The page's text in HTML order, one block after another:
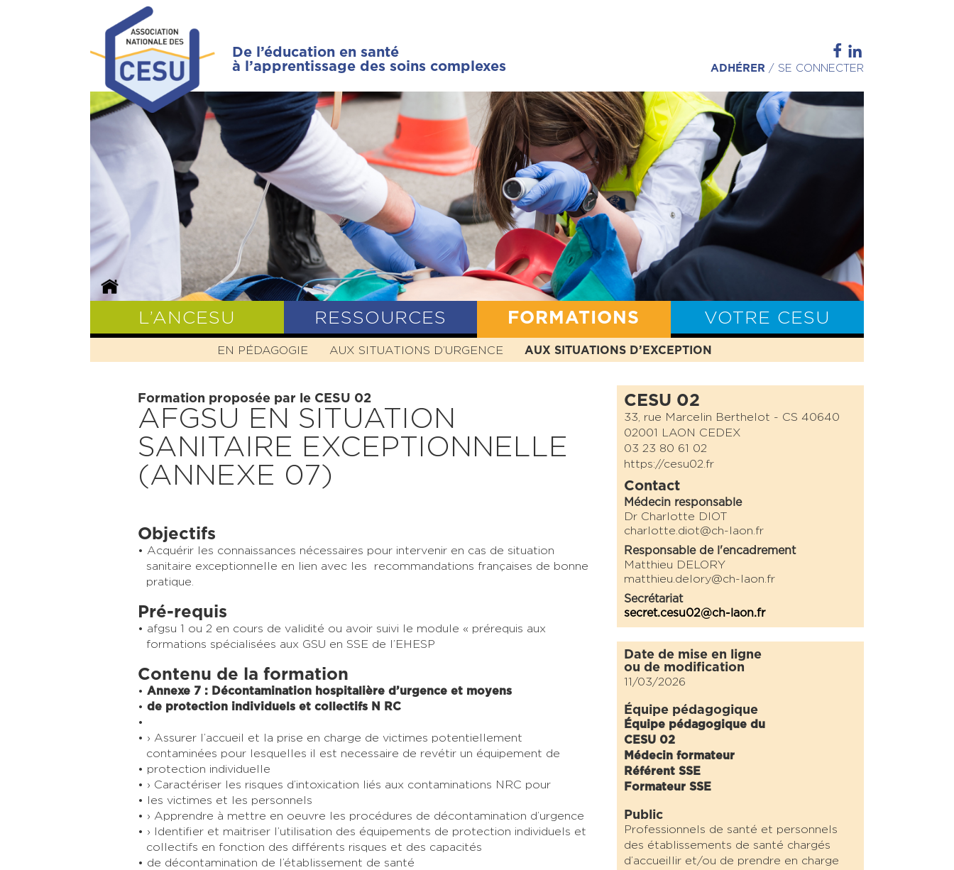
De l’éducation en santé
à l’apprentissage des soins complexes
ADHÉRER / SE CONNECTER
L’ANCESU
PRÉSENTATION HISTOIRE MISSION VALEURS STATUTS BILAN CESU
RESSOURCES FORMATIONS
EN PÉDAGOGIE AUX SITUATIONS D’URGENCE AUX SITUATIONS D’EXCEPTION
VOTRE CESU
Formation proposée par le CESU 02
AFGSU EN SITUATION
SANITAIRE EXCEPTIONNELLE
(ANNEXE 07)
Objectifs
Acquérir les connaissances nécessaires pour intervenir en cas de situation
sanitaire exceptionnelle en lien avec les recommandations françaises de bonne
pratique.
Pré-requis
afgsu 1 ou 2 en cours de validité ou avoir suivi le module « prérequis aux
formations spécialisées aux GSU en SSE de l’EHESP
Contenu de la formation
Annexe 7 : Décontamination hospitalière d’urgence et moyens
de protection individuels et collectifs N RC
› Assurer l’accueil et la prise en charge de victimes potentiellement
contaminées pour lesquelles il est necessaire de revétir un équipement de
protection individuelle
› Caractériser les risques d’intoxication liés aux contaminations NRC pour
les victimes et les personnels
› Apprendre à mettre en oeuvre les procédures de décontamination d’urgence
› Identifier et maitriser l’utilisation des équipements de protection individuels et
collectifs en fonction des différents risques et des capacités
de décontamination de l’établissement de santé
CESU 02
33, rue Marcelin Berthelot - CS 40640
02001 LAON CEDEX
03 23 80 61 02
https://cesu02.fr
Contact
Médecin responsable
Dr Charlotte DIOT
charlotte.diot@ch-laon.fr
Responsable de l'encadrement
Matthieu DELORY
matthieu.delory@ch-laon.fr
Secrétariat
secret.cesu02@ch-laon.fr
Date de mise en ligne
ou de modification
11/03/2026
Équipe pédagogique
Équipe pédagogique du
CESU 02
Médecin formateur
Référent SSE
Formateur SSE
Public
Professionnels de santé et personnels
des établissements de santé chargés
d’accueillir et/ou de prendre en charge